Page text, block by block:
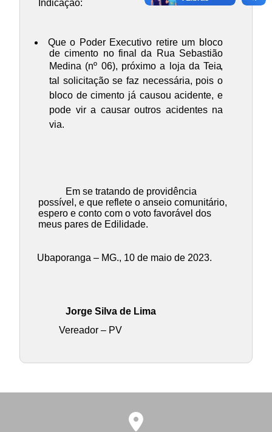
Indicação:
Que o Poder Executivo retire um bloco
de cimento no final da Rua Sebastião
Medina (nº 06), próximo a loja da Teia,
tal solicitação se faz necessária, pois o
bloco de cimento já causou acidente, e
pode vir a causar outros acidentes na
via.
Em se tratando de providência
possível, e que reflete o anseio comunitário,
espero e conto com o voto favorável dos
meus pares de Edilidade.
Ubaporanga – MG., 10 de maio de 2023.
Jorge Silva de Lima
Vereador – PV